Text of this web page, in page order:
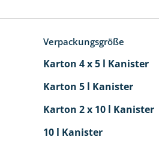
Verpackungsgröße
Karton 4 x 5 l Kanister
Karton 5 l Kanister
Karton 2 x 10 l Kanister
10 l Kanister